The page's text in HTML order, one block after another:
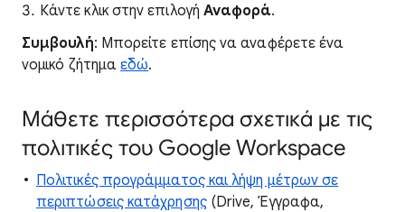
Κάντε κλικ στην επιλογή Αναφορά.
Συμβουλή: Μπορείτε επίσης να αναφέρετε ένα
νομικό ζήτημαεδώ.
Μάθετε περισσότερα σχετικά με τις
πολιτικές του Google Workspace
Πολιτικές προγράμματος και λήψη μέτρων σε
περιπτώσεις κατάχρησης(Drive, Έγγραφα,